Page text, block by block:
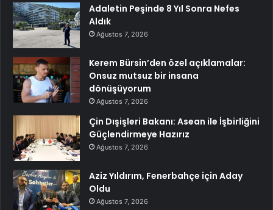
Adaletin Peşinde 8 Yıl Sonra Nefes
Aldık
Ağustos 7, 2026
Kerem Bürsin’den özel açıklamalar:
Onsuz mutsuz bir insana
dönüşüyorum
Ağustos 7, 2026
Çin Dışişleri Bakanı: Asean ile İşbirliğini
Güçlendirmeye Hazırız
Ağustos 7, 2026
Aziz Yıldırım, Fenerbahçe için Aday
Oldu
Ağustos 7, 2026